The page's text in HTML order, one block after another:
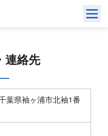
連絡先
県袖ヶ浦市北袖1番